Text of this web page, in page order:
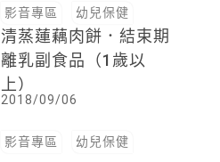
影音專區 幼兒保健
清蒸蓮藕肉餅．結束期
離乳副食品（1歲以
上）
2018/09/06
影音專區 幼兒保健